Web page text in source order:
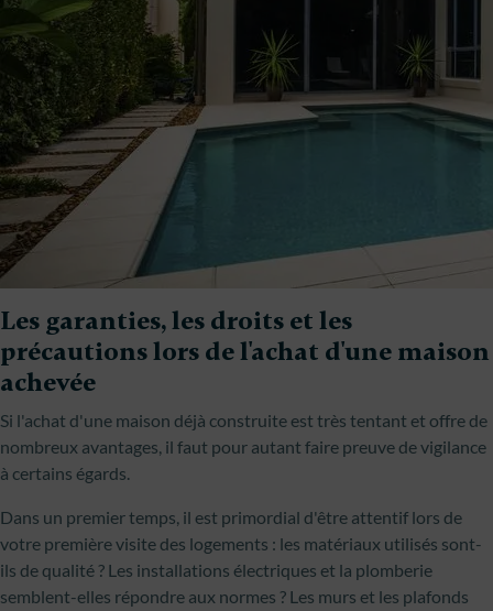
Les garanties, les droits et les
précautions lors de l'achat d'une maison
achevée
Si l'achat d'une maison déjà construite est très tentant et offre de
nombreux avantages, il faut pour autant faire preuve de vigilance
à certains égards.
Dans un premier temps, il est primordial d'être attentif lors de
votre première visite des logements : les matériaux utilisés sont-
ils de qualité ? Les installations électriques et la plomberie
semblent-elles répondre aux normes ? Les murs et les plafonds